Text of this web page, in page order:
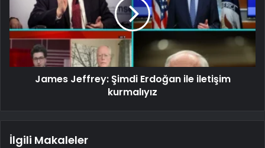
James Jeffrey: Şimdi Erdoğan ile iletişim
kurmalıyız
İlgili Makaleler